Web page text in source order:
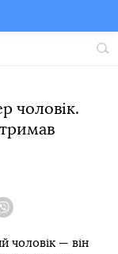
чоловік.
Viber
чоловік — він